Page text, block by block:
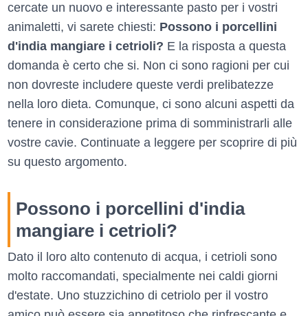
cercate un nuovo e interessante pasto per i vostri
animaletti, vi sarete chiesti: Possono i porcellini
d'india mangiare i cetrioli? E la risposta a questa
domanda è certo che si. Non ci sono ragioni per cui
non dovreste includere queste verdi prelibatezze
nella loro dieta. Comunque, ci sono alcuni aspetti da
tenere in considerazione prima di somministrarli alle
vostre cavie. Continuate a leggere per scoprire di più
su questo argomento.
Possono i porcellini d'india
mangiare i cetrioli?
Dato il loro alto contenuto di acqua, i cetrioli sono
molto raccomandati, specialmente nei caldi giorni
d'estate. Uno stuzzichino di cetriolo per il vostro